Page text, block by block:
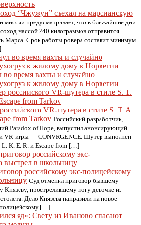
“Чжужун” съехал на марсианскую
миссии предусматривает, что в ближайшие дни
массой 240 килограммов отправится
Марса. Срок работы ровера составит минимум
во время вахты и случайно
к жилому дому в Норвегии
VR-шутера в стиле S. T. A.
from Tarkov Российский разработчик,
Paradox of Hope, выпустил анонсирующий
VR-игры — CONVRGENCE. Шутер выполнен
L. K. E. R. и Escape from […]
российскому экс-полицейскому
Суд отменил приговор бывшему
Князеву, прострелившему ногу девочке из
Дело Князева направили на новое
[…]